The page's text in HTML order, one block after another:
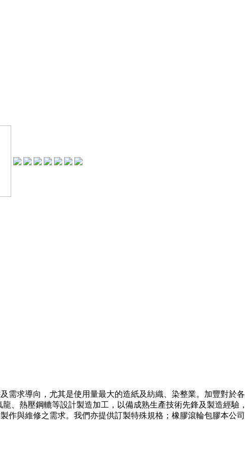
求導向，尤其是使用量最大的造紙及紡織、染整業。加豐對於
、熱壓鋼轆等設計製造加工，以備成熟生產技術先鋒及製造經驗
與維修之需求。我們亦提供訂製特殊規格；橡膠滾輪包膠本公